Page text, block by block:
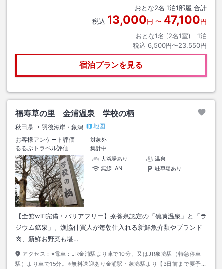
おとな2名 1泊1部屋 合計
税込 13,000円 〜 47,100円
おとな1名 (2名1室)｜ 1泊
税込 6,500円〜23,550円
宿泊プランを見る
福寿草の里 金浦温泉 学校の栖
秋田県 羽後海岸・象潟
地図
お客様アンケート評価
対象外
るるぶトラベル評価
集計中
大浴場あり
温泉
無線LAN
駐車場あり
【全館wifi完備・バリアフリー】療養泉認定の「硫黄温泉」と「ラ
ジウム鉱泉」。漁協仲買人が毎朝仕入れる新鮮魚介類やブランド
肉、新鮮お野菜も堪…
アクセス： ※電車：JR金浦駅より車で10分、又はJR象潟駅（特急停車
駅）より車で15分。※無料送迎あり金浦駅・象潟駅より【3日前まで要予